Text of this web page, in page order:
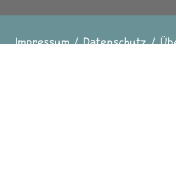
Impressum Datenschutz